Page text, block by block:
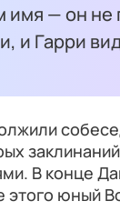
— он не
и Гарри
В конце
юный